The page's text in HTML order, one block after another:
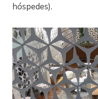
hóspedes).